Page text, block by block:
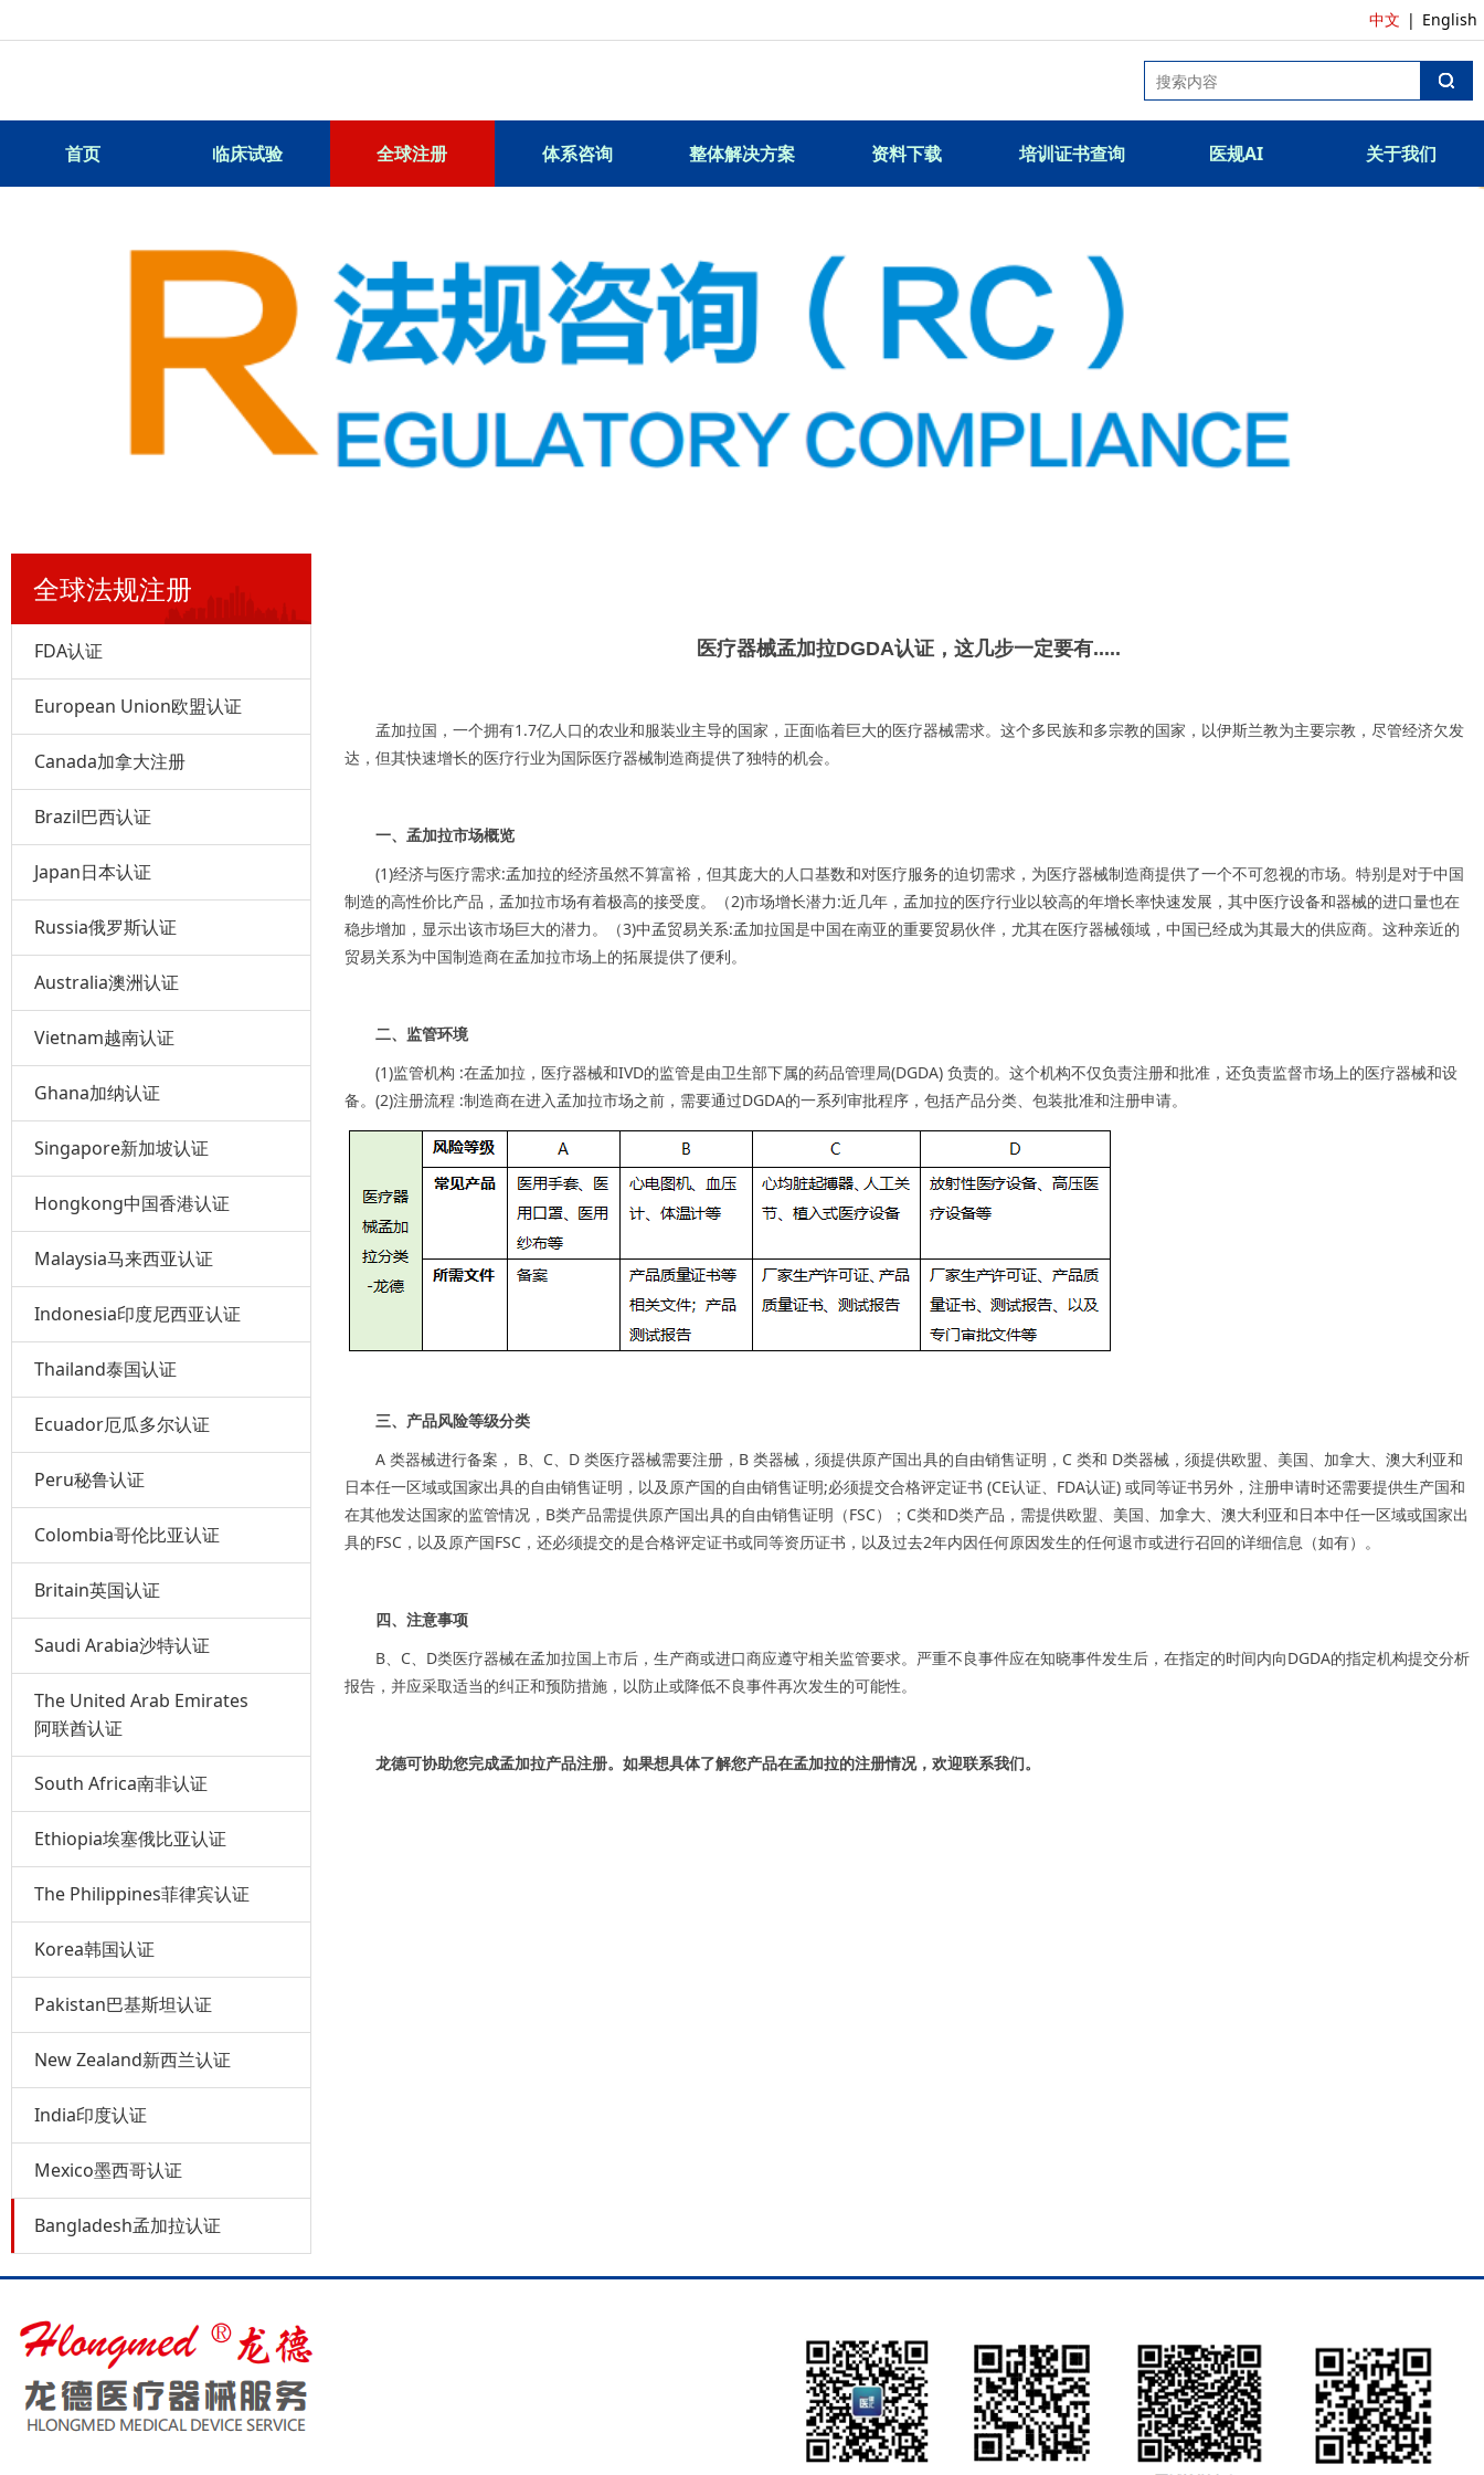
中文 | English
首页 临床试验 全球注册 体系咨询 整体解决方案 资料下载 培训证书查询 医规AI 关于我们
全球法规注册
FDA认证
European Union欧盟认证
Canada加拿大注册
Brazil巴西认证
Japan日本认证
Russia俄罗斯认证
Australia澳洲认证
Vietnam越南认证
Ghana加纳认证
Singapore新加坡认证
Hongkong中国香港认证
Malaysia马来西亚认证
Indonesia印度尼西亚认证
Thailand泰国认证
Ecuador厄瓜多尔认证
Peru秘鲁认证
Colombia哥伦比亚认证
Britain英国认证
Saudi Arabia沙特认证
The United Arab Emirates
阿联酋认证
South Africa南非认证
Ethiopia埃塞俄比亚认证
The Philippines菲律宾认证
Korea韩国认证
Pakistan巴基斯坦认证
New Zealand新西兰认证
India印度认证
Mexico墨西哥认证
Bangladesh孟加拉认证
医疗器械孟加拉DGDA认证，这几步一定要有.....
孟加拉国，一个拥有1.7亿人口的农业和服装业主导的国家，正面临着巨大的医疗器械需求。这个多民族和多宗教的国家，以伊斯兰教为主要宗教，尽管经济欠发
达，但其快速增长的医疗行业为国际医疗器械制造商提供了独特的机会。
一、孟加拉市场概览
(1)经济与医疗需求:孟加拉的经济虽然不算富裕，但其庞大的人口基数和对医疗服务的迫切需求，为医疗器械制造商提供了一个不可忽视的市场。特别是对于中国
制造的高性价比产品，孟加拉市场有着极高的接受度。（2)市场增长潜力:近几年，孟加拉的医疗行业以较高的年增长率快速发展，其中医疗设备和器械的进口量也在
稳步增加，显示出该市场巨大的潜力。（3)中孟贸易关系:孟加拉国是中国在南亚的重要贸易伙伴，尤其在医疗器械领域，中国已经成为其最大的供应商。这种亲近的
贸易关系为中国制造商在孟加拉市场上的拓展提供了便利。
二、监管环境
(1)监管机构 :在孟加拉，医疗器械和IVD的监管是由卫生部下属的药品管理局(DGDA) 负责的。这个机构不仅负责注册和批准，还负责监督市场上的医疗器械和设
备。(2)注册流程 :制造商在进入孟加拉市场之前，需要通过DGDA的一系列审批程序，包括产品分类、包装批准和注册申请。
三、产品风险等级分类
A 类器械进行备案， B、C、D 类医疗器械需要注册，B 类器械，须提供原产国出具的自由销售证明，C 类和 D类器械，须提供欧盟、美国、加拿大、澳大利亚和
日本任一区域或国家出具的自由销售证明，以及原产国的自由销售证明;必须提交合格评定证书 (CE认证、FDA认证) 或同等证书另外，注册申请时还需要提供生产国和
在其他发达国家的监管情况，B类产品需提供原产国出具的自由销售证明（FSC）；C类和D类产品，需提供欧盟、美国、加拿大、澳大利亚和日本中任一区域或国家出
具的FSC，以及原产国FSC，还必须提交的是合格评定证书或同等资历证书，以及过去2年内因任何原因发生的任何退市或进行召回的详细信息（如有）。
四、注意事项
B、C、D类医疗器械在孟加拉国上市后，生产商或进口商应遵守相关监管要求。严重不良事件应在知晓事件发生后，在指定的时间内向DGDA的指定机构提交分析
报告，并应采取适当的纠正和预防措施，以防止或降低不良事件再次发生的可能性。
龙德可协助您完成孟加拉产品注册。如果想具体了解您产品在孟加拉的注册情况，欢迎联系我们。